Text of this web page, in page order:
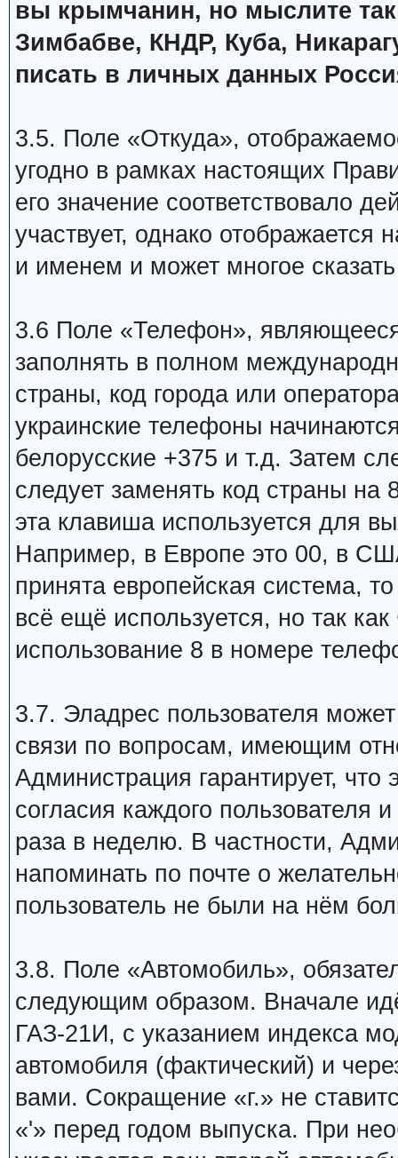
вы крымчанин, но мыслите
Зимбабве, КНДР, Куба,
писать в личных данных
3.5. Поле «Откуда»,
угодно в рамках настоящих
его значение соответствовало
участвует, однако
и именем и может многое
3.6 Поле «Телефон»,
заполнять в полном
страны, код города или
украинские телефоны
белорусские +375 и т.д. Затем
следует заменять код страны на
эта клавиша используется для
Например, в Европе это 00, в
принята европейская система,
всё ещё используется, но так
использование 8 в номере
3.7. Эладрес пользователя
связи по вопросам, имеющим
Администрация гарантирует, что
согласия каждого пользователя
раза в неделю. В частности,
напоминать по почте о
пользователь не были на нём
3.8. Поле «Автомобиль»,
следующим образом. Вначале
ГАЗ-21И, с указанием индекса
автомобиля (фактический) и
вами. Сокращение «г.» не
«'» перед годом выпуска. При